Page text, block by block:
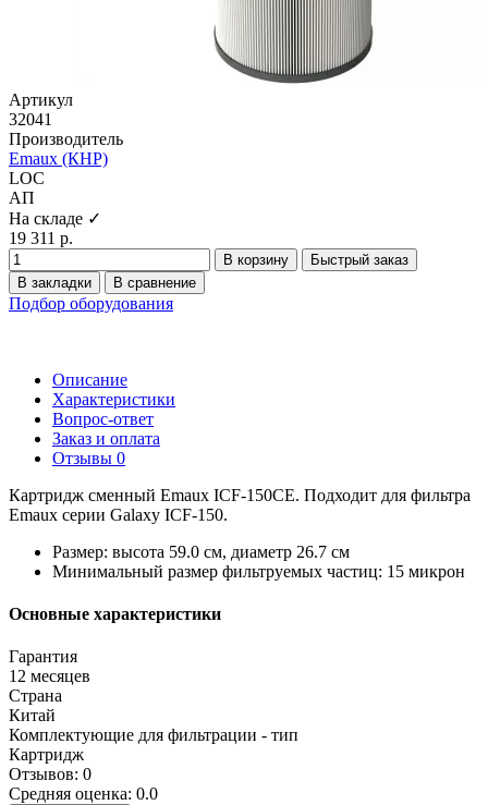
Артикул
32041
Производитель
Emaux (КНР)
LOC
АП
На складе ✓
19 311 р.
В корзину
Быстрый заказ
В закладки
В сравнение
Подбор оборудования
Описание
Характеристики
Вопрос-ответ
Заказ и оплата
Отзывы 0
Картридж сменный Emaux ICF-150CE. Подходит для фильтра
Emaux серии Galaxy ICF-150.
Размер: высота 59.0 см, диаметр 26.7 см
Минимальный размер фильтруемых частиц: 15 микрон
Основные характеристики
Гарантия
12 месяцев
Страна
Китай
Комплектующие для фильтрации - тип
Картридж
Отзывов: 0
Средняя оценка: 0.0